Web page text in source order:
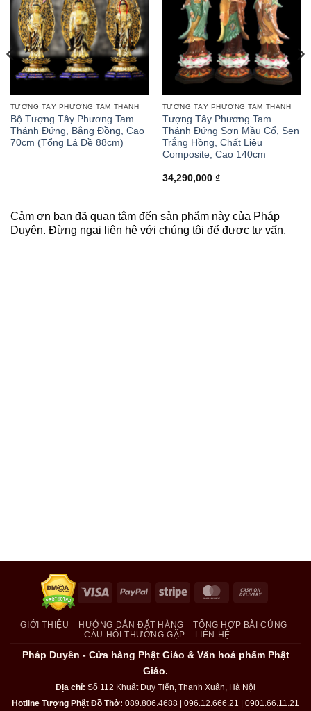
TƯỢNG TÂY PHƯƠNG TAM THÁNH
Bộ Tượng Tây Phương Tam
Thánh Đứng, Bằng Đồng, Cao
70cm (Tổng Lá Đề 88cm)
TƯỢNG TÂY PHƯƠNG TAM THÁNH
Tượng Tây Phương Tam
Thánh Đứng Sơn Mầu Cổ, Sen
Trắng Hồng, Chất Liệu
Composite, Cao 140cm
34,290,000 ₫
Cảm ơn bạn đã quan tâm đến sản phẩm này của Pháp
Duyên. Đừng ngại liên hệ với chúng tôi để được tư vấn.
Visa PayPal Stripe MasterCard
Delivery
GIỚI THIỆU HƯỚNG DẪN ĐẶT HÀNG
TỔNG HỢP BÀI CÚNG
CÂU HỎI THƯỜNG GẶP
LIÊN HỆ
Pháp Duyên - Cửa hàng Phật Giáo & Văn hoá phẩm Phật
Giáo.
Địa chỉ: Số 112 Khuất Duy Tiến, Thanh Xuân, Hà Nội
Hotline Tượng Phật Đồ Thờ: 089.806.4688 | 096.12.666.21 | 0901.66.11.21